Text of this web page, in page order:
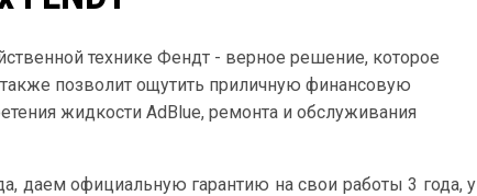
технике Фендт - верное решение, которое
позволит ощутить приличную финансовую
жидкости AdBlue, ремонта и обслуживания
даем официальную гарантию на свои работы 3 года, у